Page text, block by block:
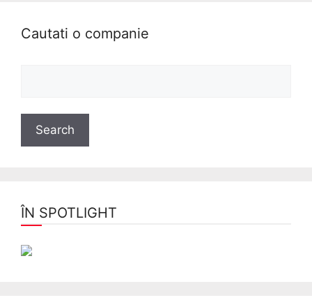
Cautati o companie
ÎN SPOTLIGHT